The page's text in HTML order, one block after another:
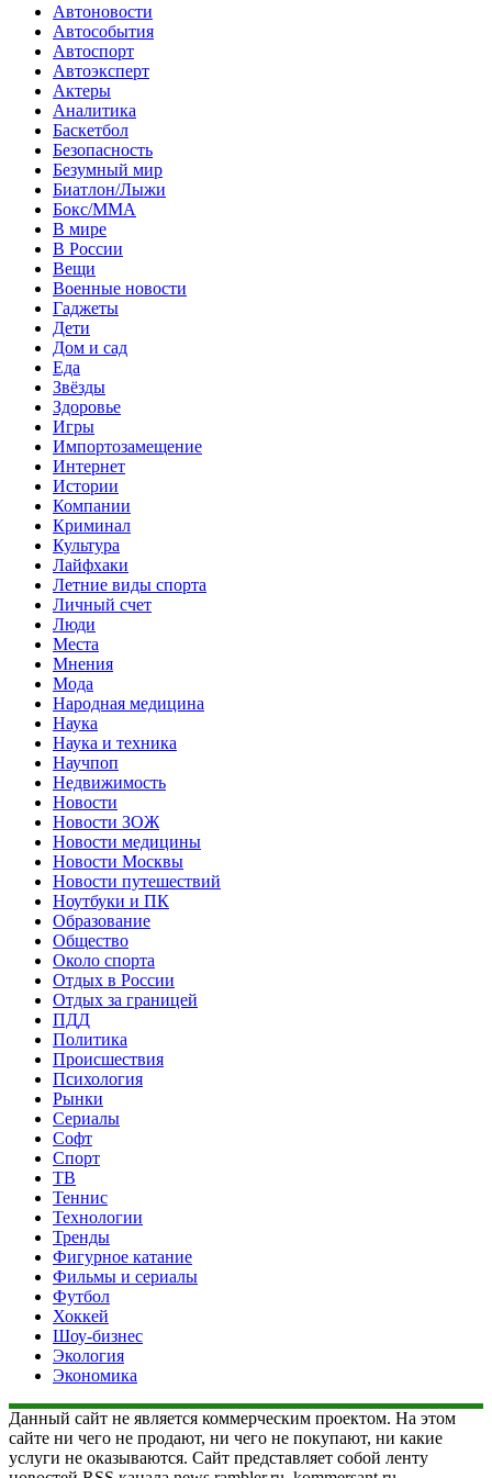
Автоновости
Автособытия
Автоспорт
Автоэксперт
Актеры
Аналитика
Баскетбол
Безопасность
Безумный мир
Биатлон/Лыжи
Бокс/MMA
В мире
В России
Вещи
Военные новости
Гаджеты
Дети
Дом и сад
Еда
Звёзды
Здоровье
Игры
Импортозамещение
Интернет
Истории
Компании
Криминал
Культура
Лайфхаки
Летние виды спорта
Личный счет
Люди
Места
Мнения
Мода
Народная медицина
Наука
Наука и техника
Научпоп
Недвижимость
Новости
Новости ЗОЖ
Новости медицины
Новости Москвы
Новости путешествий
Ноутбуки и ПК
Образование
Общество
Около спорта
Отдых в России
Отдых за границей
ПДД
Политика
Происшествия
Психология
Рынки
Сериалы
Софт
Спорт
ТВ
Теннис
Технологии
Тренды
Фигурное катание
Фильмы и сериалы
Футбол
Хоккей
Шоу-бизнес
Экология
Экономика
Данный сайт не является коммерческим проектом. На этом
сайте ни чего не продают, ни чего не покупают, ни какие
услуги не оказываются. Сайт представляет собой ленту